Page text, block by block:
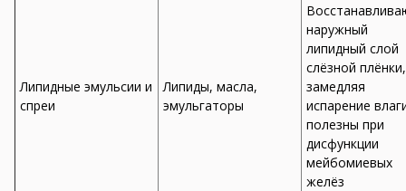
Липидные эмульсии и
спреи
Липиды, масла,
эмульгаторы
наружный
липидный слой
слёзной плёнки,
замедляя
испарение
полезны при
дисфункции
мейбомиевых
желёз